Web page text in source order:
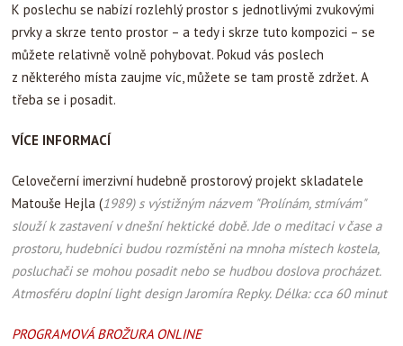
K poslechu se nabízí rozlehlý prostor s jednotlivými zvukovými
prvky a skrze tento prostor – a tedy i skrze tuto kompozici – se
můžete relativně volně pohybovat. Pokud vás poslech
z některého místa zaujme víc, můžete se tam prostě zdržet. A
třeba se i posadit.
VÍCE INFORMACÍ
Celovečerní imerzivní hudebně prostorový projekt skladatele
Matouše Hejla (1989) s výstižným názvem "Prolínám, stmívám"
slouží k zastavení v dnešní hektické době. Jde o meditaci v čase a
prostoru, hudebníci budou rozmístěni na mnoha místech kostela,
posluchači se mohou posadit nebo se hudbou doslova procházet.
Atmosféru doplní light design Jaromíra Repky. Délka: cca 60 minut
PROGRAMOVÁ BROŽURA ONLINE